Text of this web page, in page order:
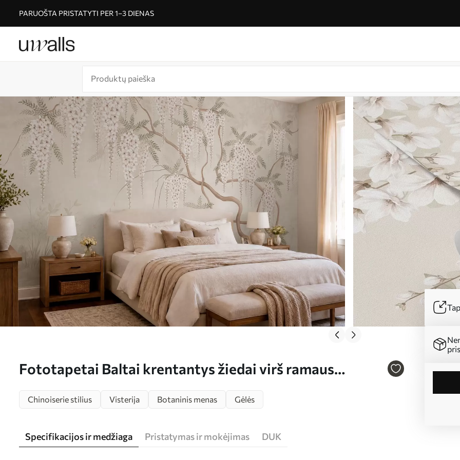
PARUOŠTA PRISTATYTI PER 1–3 DIENAS
Fototapetai Baltai krentantys žiedai virš ramaus
Chinoiserie stilius Visterija Botaninis menas Gėlės
Specifikacijos ir medžiaga Pristatymas ir mokėjimas DUK